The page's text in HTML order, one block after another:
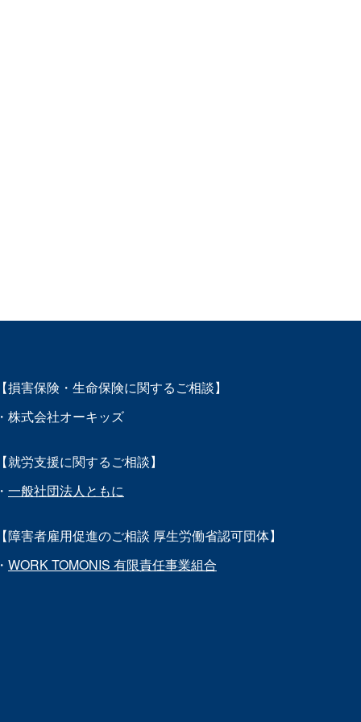
【損害保険・生命保険に関するご相談】
・株式会社オーキッズ
【就労支援に関するご相談】
・ 一般社団法人ともに
【障害者雇用促進のご相談 厚生労働省認可団体】
・ WORK TOMONIS 有限責任事業組合